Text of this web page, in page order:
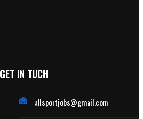
GET IN TUCH
allsportjobs@gmail.com